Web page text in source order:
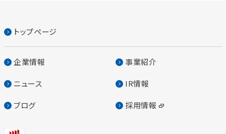
トップページ
企業情報 事業紹介
ニュース IR情報
ブログ 採用情報